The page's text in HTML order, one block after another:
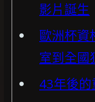
影片誕生
歐洲杯資
室到全國
43年後